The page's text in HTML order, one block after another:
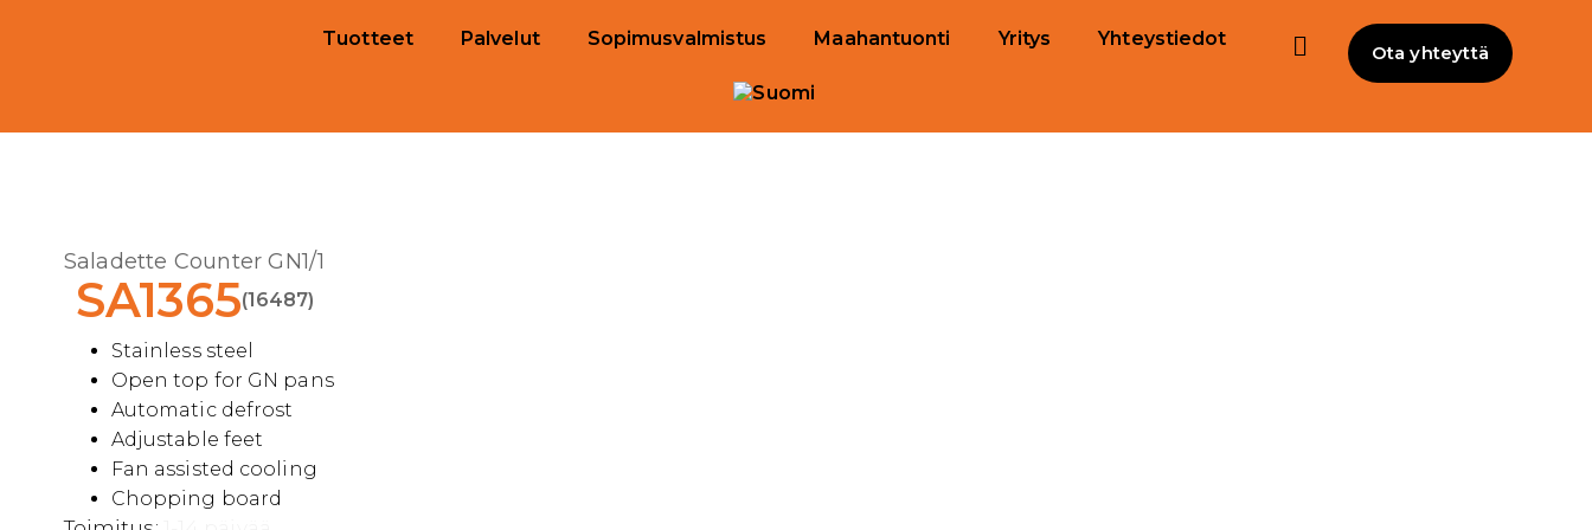
Tuotteet Palvelut Sopimusvalmistus Maahantuonti Yritys Yhteystiedot
Ota yhteyttä
Saladette Counter GN1/1
SA1365(16487)
Stainless steel
Open top for GN pans
Automatic defrost
Adjustable feet
Fan assisted cooling
Chopping board